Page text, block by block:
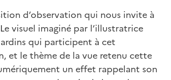
d’observation qui nous invite à
visuel imaginé par l’illustratrice
qui participent à cet
et le thème de la vue retenu cette
un effet rappelant son